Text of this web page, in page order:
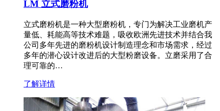
LM 立式磨粉机
立式磨粉机是一种大型磨粉机，专门为解决工业磨机产
量低、耗能高等技术难题，吸收欧洲先进技术并结合我
公司多年先进的磨粉机设计制造理念和市场需求，经过
多年的潜心设计改进后的大型粉磨设备。立磨采用了合
理可靠的…
了解详情